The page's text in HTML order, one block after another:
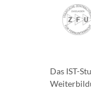
Das IST-